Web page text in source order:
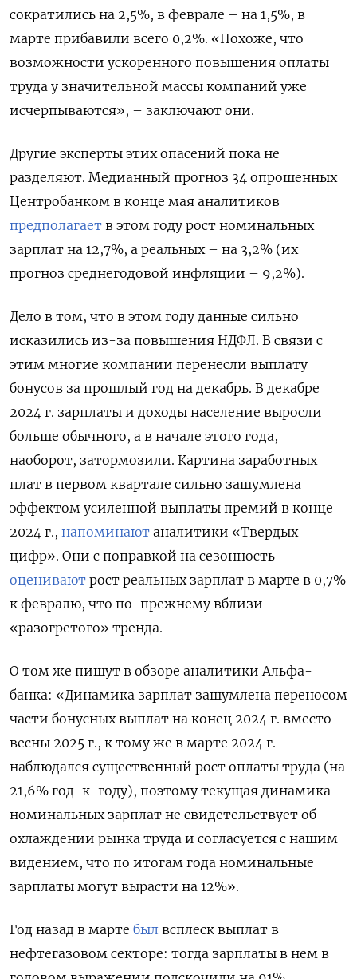
сократились на 2,5%, в феврале – на 1,5%, в
марте прибавили всего 0,2%. «Похоже, что
возможности ускоренного повышения оплаты
труда у значительной массы компаний уже
исчерпываются», – заключают они.
Другие эксперты этих опасений пока не
разделяют. Медианный прогноз 34 опрошенных
Центробанком в конце мая аналитиков
предполагает в этом году рост номинальных
зарплат на 12,7%, а реальных – на 3,2% (их
прогноз среднегодовой инфляции – 9,2%).
Дело в том, что в этом году данные сильно
исказились из-за повышения НДФЛ. В связи с
этим многие компании перенесли выплату
бонусов за прошлый год на декабрь. В декабре
2024 г. зарплаты и доходы население выросли
больше обычного, а в начале этого года,
наоборот, затормозили. Картина заработных
плат в первом квартале сильно зашумлена
эффектом усиленной выплаты премий в конце
2024 г., напоминают аналитики «Твердых
цифр». Они с поправкой на сезонность
оценивают рост реальных зарплат в марте в 0,7%
к февралю, что по-прежнему вблизи
«разогретого» тренда.
О том же пишут в обзоре аналитики Альфа-
банка: «Динамика зарплат зашумлена переносом
части бонусных выплат на конец 2024 г. вместо
весны 2025 г., к тому же в марте 2024 г.
наблюдался существенный рост оплаты труда (на
21,6% год-к-году), поэтому текущая динамика
номинальных зарплат не свидетельствует об
охлаждении рынка труда и согласуется с нашим
видением, что по итогам года номинальные
зарплаты могут вырасти на 12%».
Год назад в марте был всплеск выплат в
нефтегазовом секторе: тогда зарплаты в нем в